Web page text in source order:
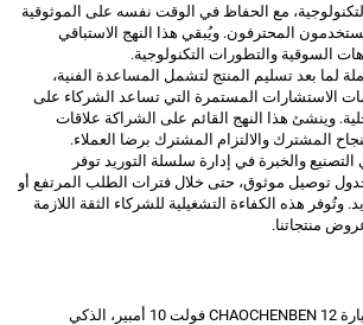
مع الحفاظ في الوقت نفسه على الموثوقية
المحترفون. ويُبقي هذا النهج الاستباقي
السوقية والتطورات التكنولوجية.
لما بعد تسليم المنتج لتشمل المساعدة الفنية،
الاستشارات المستمرة التي تساعد الشركاء على
وينشئ هذا النهج القائم على الشراكة علاقات
المشترك والالتزام المشترك برضا العملاء.
التصنيع والخبرة في إدارة سلسلة التوريد توفر
توصيل موثوق، حتى خلال فترات الطلب المرتفع أو
هذه الكفاءة التشغيلية للشركاء الثقة اللازمة
منتجاتنا.
يشير شاحن بطارية السيارة CHAOCHENBEN 12 فولت 10 أمبير، الذكي